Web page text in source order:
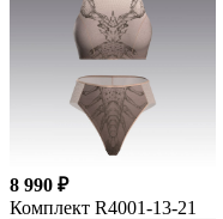
8 990 ₽
Комплект R4001-13-21